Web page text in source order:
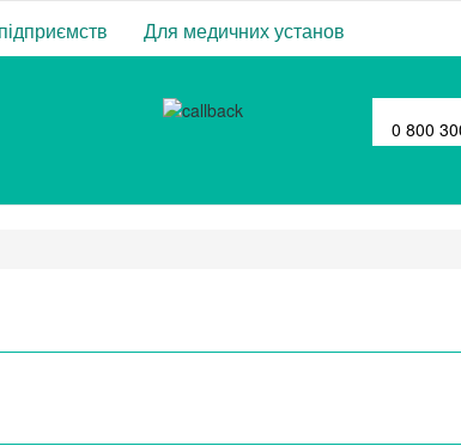
Для медичних установ
0 800